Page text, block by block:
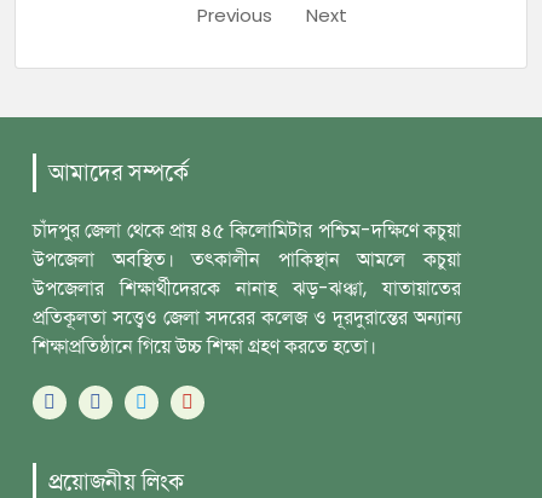
Previous Next
আমাদের সম্পর্কে
চাঁদপুর জেলা থেকে প্রায় ৪৫ কিলোমিটার পশ্চিম-দক্ষিণে কচুয়া
উপজেলা অবস্থিত। তৎকালীন পাকিস্থান আমলে কচুয়া
উপজেলার শিক্ষার্থীদেরকে নানাহ ঝড়-ঝঞ্ঝা, যাতায়াতের
প্রতিকূলতা সত্ত্বেও জেলা সদরের কলেজ ও দূরদুরান্তের অন্যান্য
শিক্ষাপ্রতিষ্ঠানে গিয়ে উচ্চ শিক্ষা গ্রহণ করতে হতো।
প্রয়োজনীয় লিংক